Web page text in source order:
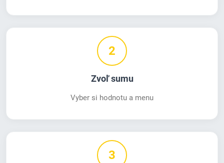
2
Zvoľ sumu
Vyber si hodnotu a menu
3